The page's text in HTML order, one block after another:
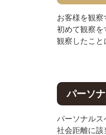
お客様を観察
初めて観察を
観察したこと
パーソ
パーソナルス
社会距離に該